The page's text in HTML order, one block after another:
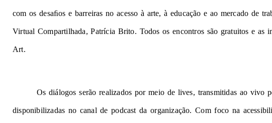
com os desaﬁos e barreiras no acesso à arte, à educação e ao mercado de
Virtual Compartilhada, Patrícia Brito. Todos os encontros são gratuitos e as
Art.
Os diálogos serão realizados por meio de lives, transmitidas ao vivo
disponibilizadas no canal de podcast da organização. Com foco na